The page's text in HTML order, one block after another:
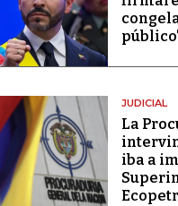
JUDICIAL
La
iba a